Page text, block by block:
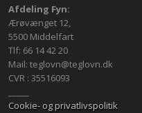
Afdeling Fyn:
Ærøvænget 12,
5500 Middelfart
Tlf: 66 14 42 20
Mail: teglovn@teglovn.dk
CVR : 35516093
Cookie- og privatlivspolitik